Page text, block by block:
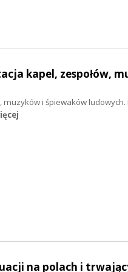
kapel, zespołów,
i śpiewaków ludowych.
na polach i